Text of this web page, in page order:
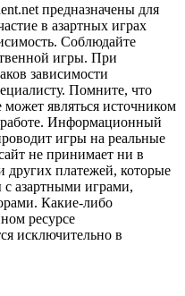
предназначены для
в азартных играх
Соблюдайте
игры. При
зависимости
Помните, что
может являться источником
работе. Информационный
игры на реальные
не принимает ни в
других платежей, которые
с азартными играми,
Какие-либо
ресурсе
исключительно в